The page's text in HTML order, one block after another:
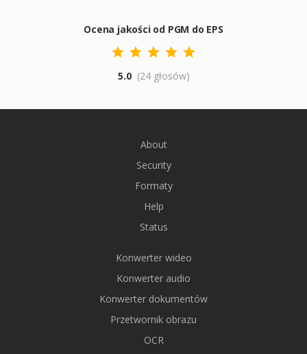
Ocena jakości od PGM do EPS
5.0 (24 głosów)
About
Security
Formaty
Help
Status
Konwerter wideo
Konwerter audio
Konwerter dokumentów
Przetwornik obrazu
OCR